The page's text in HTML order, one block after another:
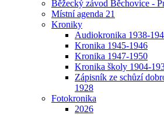
Běžecký závod Běchovice -
Místní agenda 21
Kroniky
Audiokronika 1938-
Kronika 1945-1946
Kronika 1947-1950
Kronika školy 1904-
Zápisník ze schůzí
1928
Fotokronika
2026